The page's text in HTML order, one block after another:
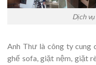
Dịch
Anh Thư là công ty cung
ghế sofa, giặt nệm, giặt